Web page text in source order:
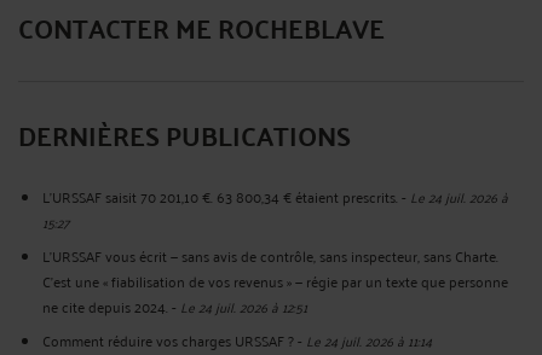
CONTACTER ME ROCHEBLAVE
DERNIÈRES PUBLICATIONS
L'URSSAF saisit 70 201,10 €. 63 800,34 € étaient prescrits.- Le 24 juil. 2026 à
15:27
L'URSSAF vous écrit — sans avis de contrôle, sans inspecteur, sans Charte.
C'est une « fiabilisation de vos revenus » — régie par un texte que personne
ne cite depuis 2024.- Le 24 juil. 2026 à 12:51
Comment réduire vos charges URSSAF ?- Le 24 juil. 2026 à 11:14